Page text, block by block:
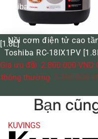
Toshiba
[1.8L]
GIẢM GIÁ
Nồi cơm điện tử cao
Toshiba RC-18IX1PV
Giá ưu đãi 2.800.000 VND
thông thường 3.390.000
Bạn
KUVINGS